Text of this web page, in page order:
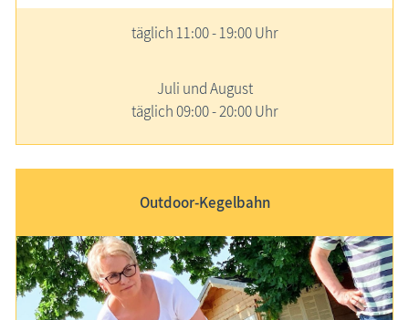
täglich 11:00 - 19:00 Uhr
Juli und August
täglich 09:00 - 20:00 Uhr
Outdoor-Kegelbahn